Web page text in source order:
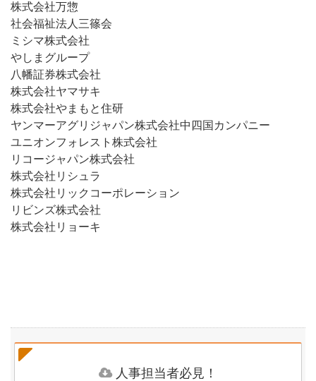
株式会社万惣
社会福祉法人三篠会
ミシマ株式会社
やしまグループ
八幡証券株式会社
株式会社ヤマサキ
株式会社やまもと住研
ヤンマーアグリジャパン株式会社中四国カンパニー
ユニオンフォレスト株式会社
リコージャパン株式会社
株式会社リシュラ
株式会社リックコーポレーション
リビンズ株式会社
株式会社リョーキ
人事担当者必見！